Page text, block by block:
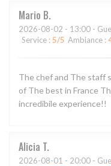
Mario B
2026-08-02 - 13:00 -
Service : 5/5 Ambiance :
The chef and The staff
of The best in France
incredibile experience!!
Alicia T
2026-08-01 - 20:00 -